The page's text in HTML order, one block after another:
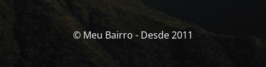
© Meu Bairro - Desde 2011